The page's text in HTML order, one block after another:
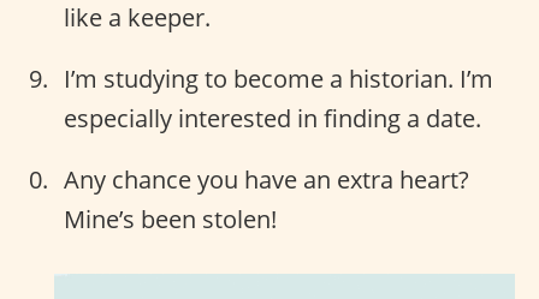
like a keeper.
I’m studying to become a historian. I’m
especially interested in finding a date.
Any chance you have an extra heart?
Mine’s been stolen!